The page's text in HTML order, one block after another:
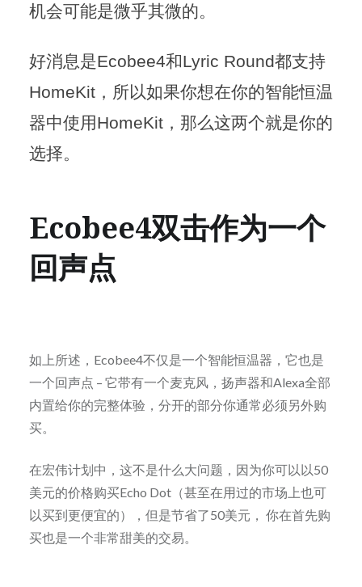
机会可能是微乎其微的。
好消息是Ecobee4和Lyric Round都支持
HomeKit，所以如果你想在你的智能恒温
器中使用HomeKit，那么这两个就是你的
选择。
Ecobee4双击作为一个
回声点
如上所述，Ecobee4不仅是一个智能恒温器，它也是
一个回声点 – 它带有一个麦克风，扬声器和Alexa全部
内置给你的完整体验，分开的部分你通常必须另外购
买。
在宏伟计划中，这不是什么大问题，因为你可以以50
美元的价格购买Echo Dot（甚至在用过的市场上也可
以买到更便宜的），但是节省了50美元， 你在首先购
买也是一个非常甜美的交易。